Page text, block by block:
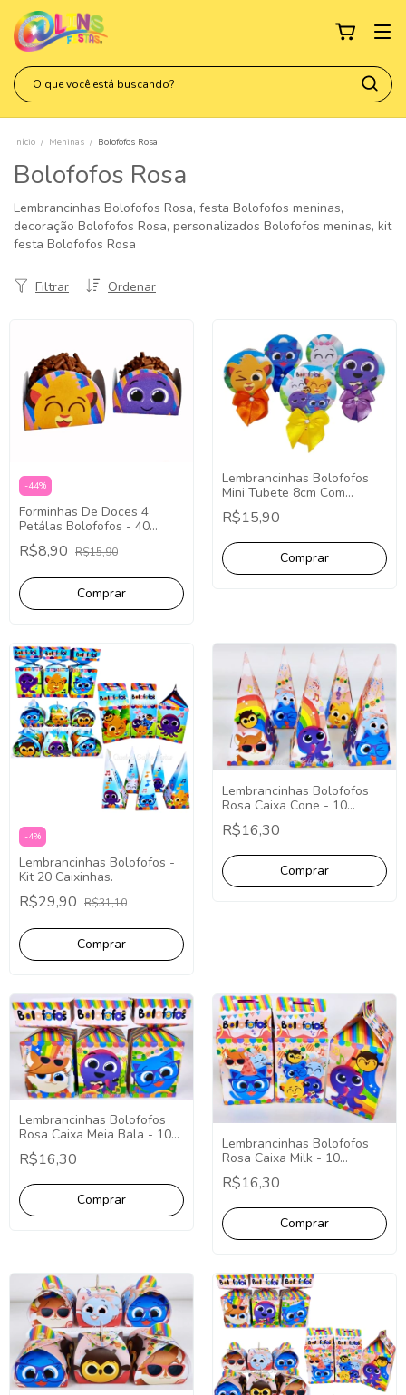
Início / Meninas / Bolofofos Rosa
Bolofofos Rosa
Lembrancinhas Bolofofos Rosa, festa Bolofofos meninas,
decoração Bolofofos Rosa, personalizados Bolofofos meninas, kit
festa Bolofofos Rosa
Ordenar
Filtrar
-44%
Forminhas De Doces 4
Petálas Bolofofos - 40
Unidades.
R$8,90 R$15,90
Lembrancinhas Bolofofos
Mini Tubete 8cm Com
Aplique - 10 Unidades.
R$15,90
-4%
Lembrancinhas Bolofofos -
Kit 20 Caixinhas.
R$29,90 R$31,10
Lembrancinhas Bolofofos
Rosa Caixa Cone - 10
Unidades.
R$16,30
Lembrancinhas Bolofofos
Rosa Caixa Meia Bala - 10
Unidades.
R$16,30
Lembrancinhas Bolofofos
Rosa Caixa Milk - 10
Unidades.
R$16,30